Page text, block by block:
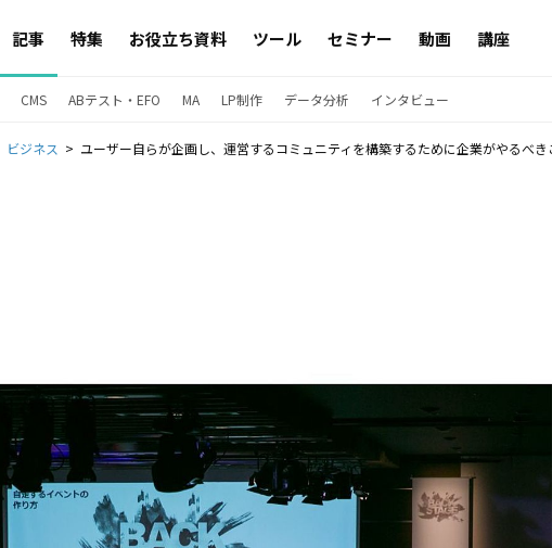
記事 特集 お役立ち資料 ツール セミナー 動画 講座
CMS ABテスト・EFO MA LP制作 データ分析 インタビュー
ビジネス ユーザー自らが企画し、運営するコミュニティを構築するために企業がやるべきこと